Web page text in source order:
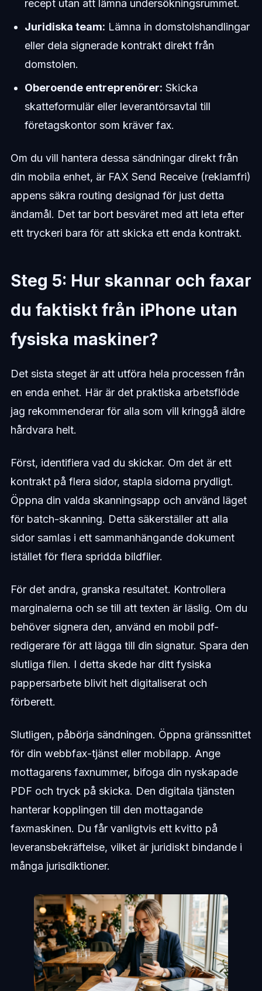
recept utan att lämna undersökningsrummet.
Juridiska team: Lämna in domstolshandlingar
eller dela signerade kontrakt direkt från
domstolen.
Oberoende entreprenörer: Skicka
skatteformulär eller leverantörsavtal till
företagskontor som kräver fax.
Om du vill hantera dessa sändningar direkt från
din mobila enhet, är FAX Send Receive (reklamfri)
appens säkra routing designad för just detta
ändamål. Det tar bort besväret med att leta efter
ett tryckeri bara för att skicka ett enda kontrakt.
Steg 5: Hur skannar och faxar
du faktiskt från iPhone utan
fysiska maskiner?
Det sista steget är att utföra hela processen från
en enda enhet. Här är det praktiska arbetsflöde
jag rekommenderar för alla som vill kringgå äldre
hårdvara helt.
Först, identifiera vad du skickar. Om det är ett
kontrakt på flera sidor, stapla sidorna prydligt.
Öppna din valda skanningsapp och använd läget
för batch-skanning. Detta säkerställer att alla
sidor samlas i ett sammanhängande dokument
istället för flera spridda bildfiler.
För det andra, granska resultatet. Kontrollera
marginalerna och se till att texten är läslig. Om du
behöver signera den, använd en mobil pdf-
redigerare för att lägga till din signatur. Spara den
slutliga filen. I detta skede har ditt fysiska
pappersarbete blivit helt digitaliserat och
förberett.
Slutligen, påbörja sändningen. Öppna gränssnittet
för din webbfax-tjänst eller mobilapp. Ange
mottagarens faxnummer, bifoga din nyskapade
PDF och tryck på skicka. Den digitala tjänsten
hanterar kopplingen till den mottagande
faxmaskinen. Du får vanligtvis ett kvitto på
leveransbekräftelse, vilket är juridiskt bindande i
många jurisdiktioner.